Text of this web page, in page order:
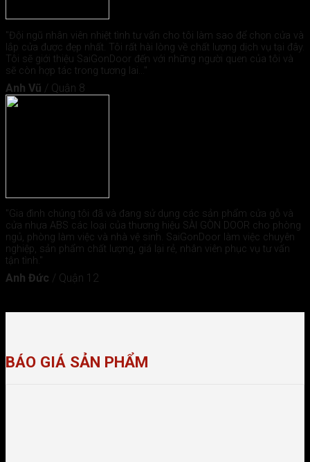
"Đội ngũ nhân viên nhiệt tình tư vấn cho tôi làm sao để chọn cửa và
lắp cửa được đẹp nhất. Tôi rất hài lòng về chất lượng dịch vụ tại đây.
Tôi sẽ giới thiệu SaiGonDoor đến với những người quen của tôi và
sẽ còn hợp tác trong tương lai..."
Anh Vũ / Quận 8
"Gia đình chúng tôi đã và đang sử dụng các sản phẩm cửa gỗ và
cửa nhựa ABS các loại của thương hiệu SÀI GÒN DOOR cho phòng
ngủ, phòng làm việc và nhà vệ sinh. SaiGonDoor làm việc chuyên
nghiệp, sản phẩm chất lượng, giá lại rẻ, nhân viên phục vụ tư vấn
tận tình."
Anh Đức / Quận 12
BÁO GIÁ SẢN PHẨM